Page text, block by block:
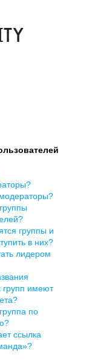
группы и
в них?
лидером
групп имеют
по
ссылка